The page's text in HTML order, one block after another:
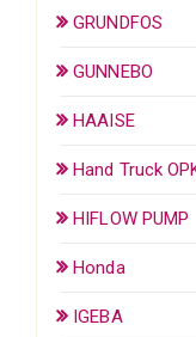
GRUNDFOS
GUNNEBO
HAAISE
Hand Truck
HIFLOW PUMP
Honda
IGEBA